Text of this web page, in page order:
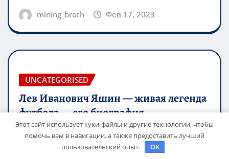
mining_broth Фев 17, 2023
UNCATEGORISED
Лев Иванович Яшин — живая легенда
футбола — его биография,
впечатляющие достижения и
интересная личная жизнь
Этот сайт использует куки-файлы и другие технологии, чтобы
помочь вам в навигации, а также предоставить лучший
пользовательский опыт.
OK